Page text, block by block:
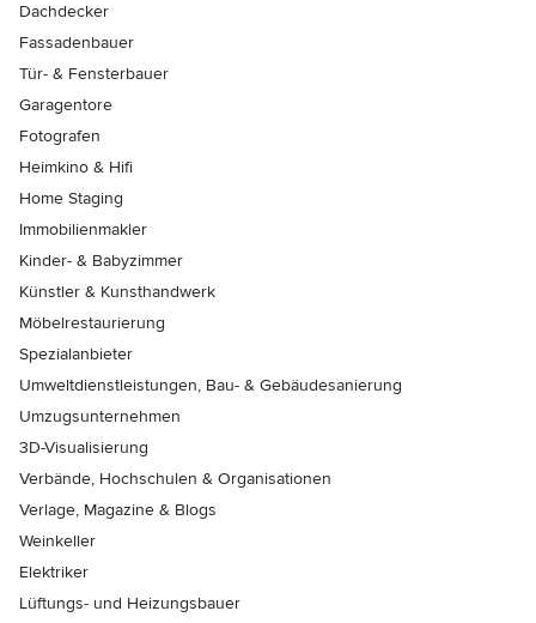
Dachdecker
Fassadenbauer
Tür- & Fensterbauer
Garagentore
Fotografen
Heimkino & Hifi
Home Staging
Immobilienmakler
Kinder- & Babyzimmer
Künstler & Kunsthandwerk
Möbelrestaurierung
Spezialanbieter
Umweltdienstleistungen, Bau- & Gebäudesanierung
Umzugsunternehmen
3D-Visualisierung
Verbände, Hochschulen & Organisationen
Verlage, Magazine & Blogs
Weinkeller
Elektriker
Lüftungs- und Heizungsbauer